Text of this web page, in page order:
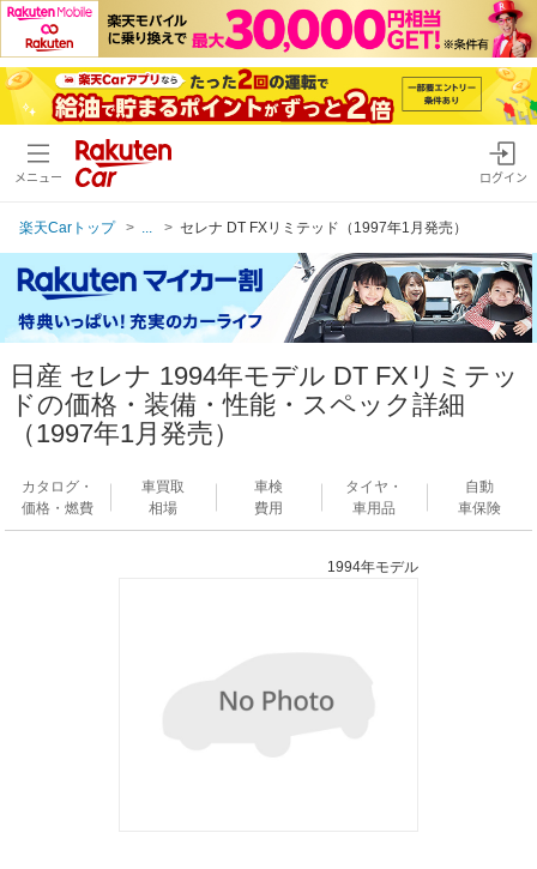
メニュー ログイン
楽天Carトップ セレナ DT FXリミテッド（1997年1月発売）
日産 セレナ 1994年モデル DT FXリミテッ
ドの価格・装備・性能・スペック詳細
（1997年1月発売）
カタログ・
価格・燃費
車買取
相場
車検
費用
タイヤ・
車用品
自動
車保険
1994年モデル